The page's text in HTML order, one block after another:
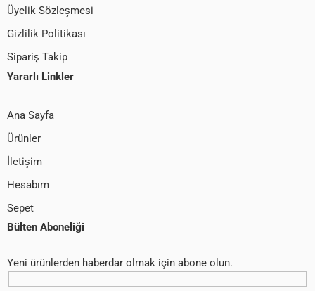
Üyelik Sözleşmesi
Gizlilik Politikası
Sipariş Takip
Yararlı Linkler
Ana Sayfa
Ürünler
İletişim
Hesabım
Sepet
Bülten Aboneliği
Yeni ürünlerden haberdar olmak için abone olun.